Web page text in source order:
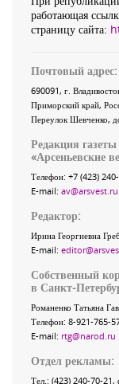
работающая
страницу сайта:
Почтовый адрес:
690091, г.
Приморский край,
Переулок Шевченко,
Редакция газеты
«Арсеньевские
Телефон: +7 (423)
E-mail: av@arsvest.ru
Редактор:
Ирина Георгиевна
E-mail:
Собственный
в Санкт-
Романенко Татьяна
Телефон: 8-921-765-
E-mail: rtg@narod.ru
Отдел рекламы:
Тел.: (423) 240-70-21,